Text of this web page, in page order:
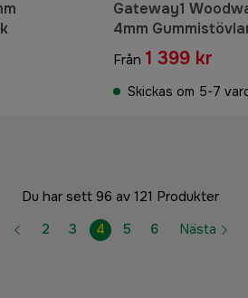
Gateway1
4mm
Från 1 399 kr
Skickas om 5-7
Du har sett 96 av 121 Produkter
2
3 4 5 6 Nästa